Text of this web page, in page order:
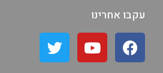
עקבו אחרינו